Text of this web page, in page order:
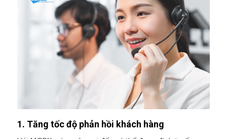
1. Tăng tốc độ phản hồi khách hàng